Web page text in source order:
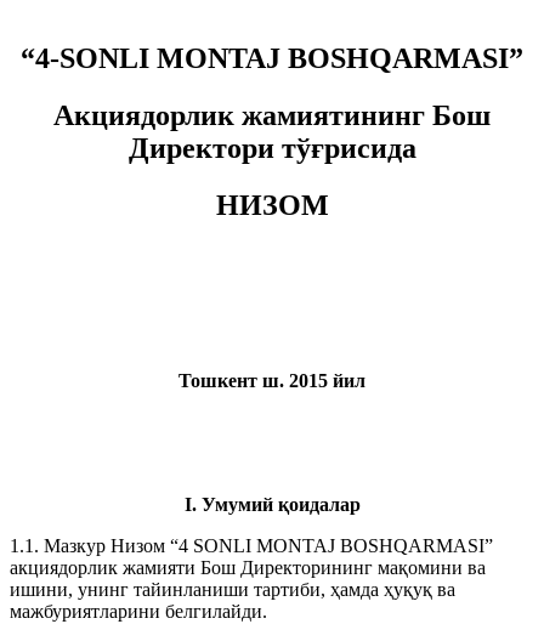
“4-SONLI MONTAJ BOSHQARMASI”
Акциядорлик жамиятининг Бош
Директори тўғрисида
НИЗОМ
Тошкент ш. 2015 йил
I. Умумий қоидалар
1.1. Мазкур Низом “4 SONLI MONTAJ BOSHQARMASI”
акциядорлик жамияти Бош Директорининг мақомини ва
ишини, унинг тайинланиши тартиби, ҳамда ҳуқуқ ва
мажбуриятларини белгилайди.